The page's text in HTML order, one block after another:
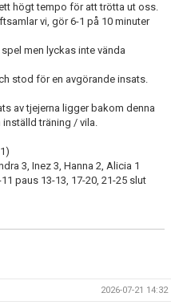
högt tempo för att trötta ut oss.
vi, gör 6-1 på 10 minuter
men lyckas inte vända
stod för en avgörande insats.
av tjejerna ligger bakom denna
träning / vila.
3, Inez 3, Hanna 2, Alicia 1
paus 13-13, 17-20, 21-25 slut
2026-07-21 14:32